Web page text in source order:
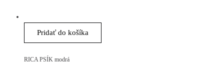
Pridať do košíka
RICA PSÍK modrá